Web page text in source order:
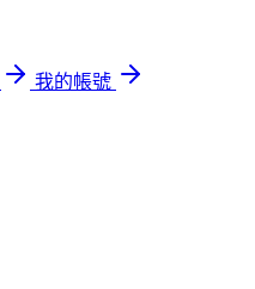
我的帳號